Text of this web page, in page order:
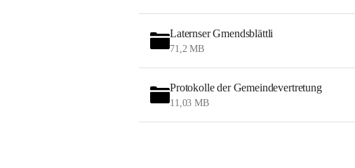
Laternser Gmendsblättli
71,2 MB
Protokolle der Gemeindevertretung
11,03 MB